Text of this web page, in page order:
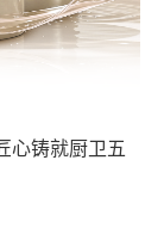
心铸就厨卫五